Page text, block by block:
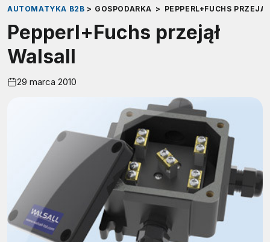
AUTOMATYKA B2B > GOSPODARKA > PEPPERL+FUCHS
Pepperl+Fuchs przejął
Walsall
29 marca 2010